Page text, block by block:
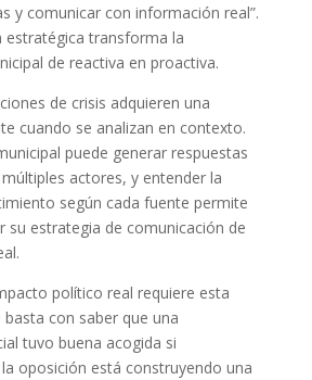
y comunicar con información real”.
estratégica transforma la
de reactiva en proactiva.
de crisis adquieren una
cuando se analizan en contexto.
puede generar respuestas
actores, y entender la
según cada fuente permite
su estrategia de comunicación de
político real requiere esta
con saber que una
tuvo buena acogida si
oposición está construyendo una